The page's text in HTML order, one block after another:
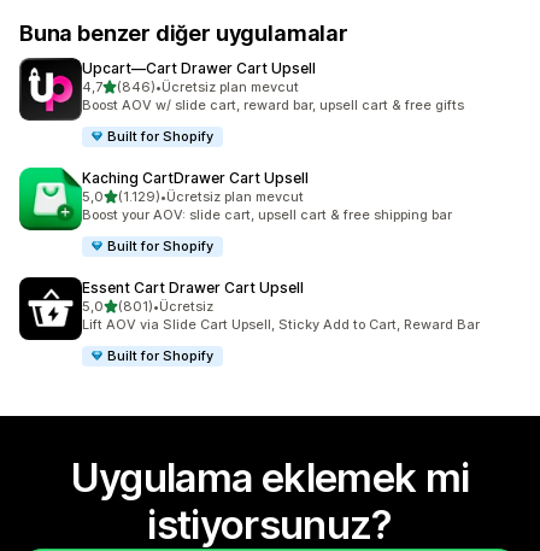
Buna benzer diğer uygulamalar
Upcart—Cart Drawer Cart Upsell
4,75 yıldız üzerinden
(846)
toplam 846 değerlendirme
•Ücretsiz plan mevcut
Boost AOV w/ slide cart, reward bar, upsell cart & free gifts
Built for Shopify
Kaching CartDrawer Cart Upsell
5,05 yıldız üzerinden
(1.129)
toplam 1129 değerlendirme
•Ücretsiz plan mevcut
Boost your AOV: slide cart, upsell cart & free shipping bar
Built for Shopify
Essent Cart Drawer Cart Upsell
5,05 yıldız üzerinden
(801)
toplam 801 değerlendirme
•Ücretsiz
Lift AOV via Slide Cart Upsell, Sticky Add to Cart, Reward Bar
Built for Shopify
Uygulama eklemek mi
istiyorsunuz?